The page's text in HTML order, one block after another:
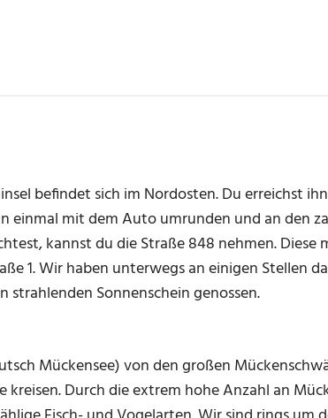
befindet sich im Nordosten. Du erreichst
einmal mit dem Auto umrunden und an den
kannst du die Straße 848 nehmen. Diese
1. Wir haben unterwegs an einigen Stellen
strahlenden Sonnenschein genossen.
Mückensee) von den großen
kreisen. Durch die extrem hohe Anzahl an